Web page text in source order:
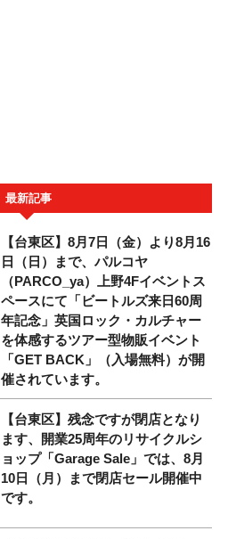
最新記事
【台東区】8月7日（金）より8月16
日（日）まで、パルコヤ
（PARCO_ya）上野4Fイベントス
ペースにて「ビートルズ来日60周
年記念」英国ロック・カルチャー
を体感するツアー型物販イベント
「GET BACK」（入場無料）が開
催されています。
【台東区】残念ですが閉店となり
ます、開業25周年のリサイクルシ
ョップ「Garage Sale」では、8月
10日（月）まで閉店セール開催中
です。